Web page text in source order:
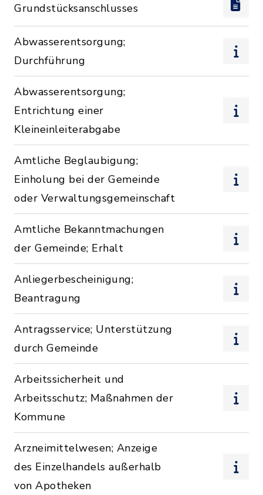
Grundstücksanschlusses
Abwasserentsorgung;
Durchführung
Abwasserentsorgung;
Entrichtung einer
Kleineinleiterabgabe
Amtliche Beglaubigung;
Einholung bei der Gemeinde
oder Verwaltungsgemeinschaft
Amtliche Bekanntmachungen
der Gemeinde; Erhalt
Anliegerbescheinigung;
Beantragung
Antragsservice; Unterstützung
durch Gemeinde
Arbeitssicherheit und
Arbeitsschutz; Maßnahmen der
Kommune
Arzneimittelwesen; Anzeige
des Einzelhandels außerhalb
von Apotheken